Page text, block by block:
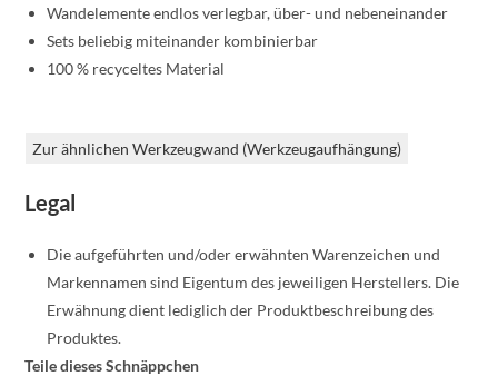
Wandelemente endlos verlegbar, über- und nebeneinander
Sets beliebig miteinander kombinierbar
100 % recyceltes Material
Zur ähnlichen Werkzeugwand (Werkzeugaufhängung)
Legal
Die aufgeführten und/oder erwähnten Warenzeichen und
Markennamen sind Eigentum des jeweiligen Herstellers. Die
Erwähnung dient lediglich der Produktbeschreibung des
Produktes.
Teile dieses Schnäppchen